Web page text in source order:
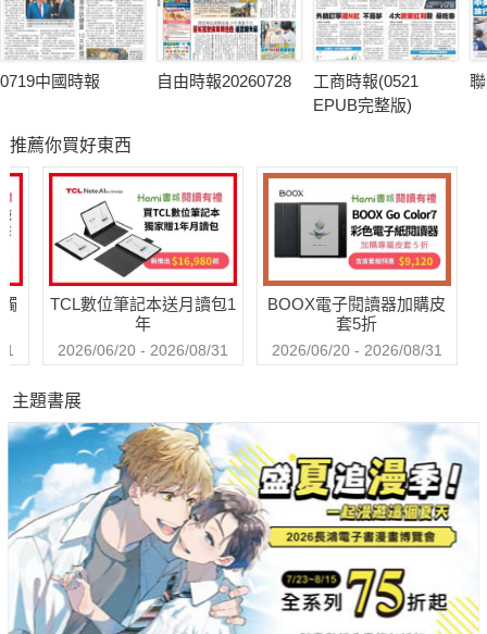
0719中國時報 自由時報20260728
工商時報(0521
EPUB完整版)
推薦你買好東西
TCL數位筆記本送月讀包1
年
2026/06/20 - 2026/08/31
BOOX電子閱讀器加購皮
套5折
2026/06/20 - 2026/08/31
主題書展